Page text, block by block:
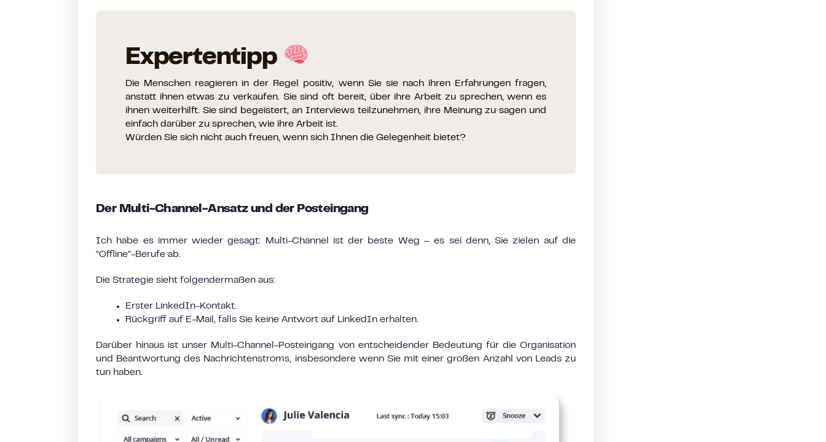
Expertentipp
Die Menschen reagieren in der Regel positiv, wenn Sie sie nach ihren Erfahrungen fragen,
anstatt ihnen etwas zu verkaufen. Sie sind oft bereit, über ihre Arbeit zu sprechen, wenn es
ihnen weiterhilft. Sie sind begeistert, an Interviews teilzunehmen, ihre Meinung zu sagen und
einfach darüber zu sprechen, wie ihre Arbeit ist.
Würden Sie sich nicht auch freuen, wenn sich Ihnen die Gelegenheit bietet?
Der Multi-Channel-Ansatz und der Posteingang
Ich habe es immer wieder gesagt: Multi-Channel ist der beste Weg – es sei denn, Sie zielen auf die
“Offline”-Berufe ab.
Die Strategie sieht folgendermaßen aus:
Erster LinkedIn-Kontakt.
Rückgriff auf E-Mail, falls Sie keine Antwort auf LinkedIn erhalten.
Darüber hinaus ist unser Multi-Channel-Posteingang von entscheidender Bedeutung für die Organisation
und Beantwortung des Nachrichtenstroms, insbesondere wenn Sie mit einer großen Anzahl von Leads zu
tun haben.